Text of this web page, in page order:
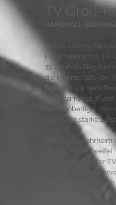
TV Groß-
HANDBALL-
Ausgelassene
Handballern des TV
35:22 (16:6)-Sieg
die Mannschaft von
Spieltag vor dem
der Bezirksliga A
Bezirksoberliga.
eine ganz starke
Dass Groß-
gibt es keine
gesehen hatte der
Ziel war die
einem